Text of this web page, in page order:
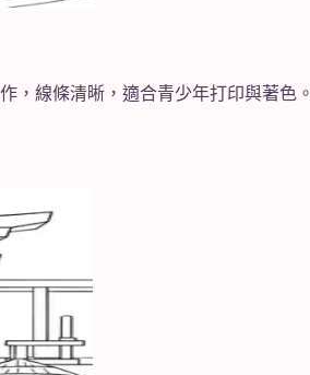
線條清晰，適合青少年打印與著色。